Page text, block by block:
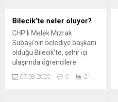
Bilecik’te neler oluyor?
CHP'li Melek Mızrak
Subaşı'nın belediye başkanı
olduğu Bilecik'te, şehir içi
ulaşımda öğrencilere
dolmuşçuların tepkisine yol
07.03.2025 0 21